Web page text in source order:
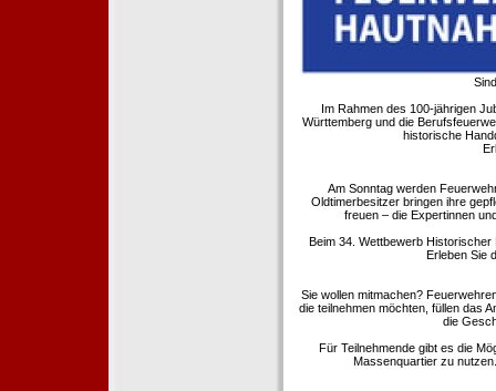
Im Rahmen des 100-jährigen
Württemberg und die
historische
Am Sonntag werden
Oldtimerbesitzer bringen ihre
freuen – die Expertinnen
Beim 34. Wettbewerb
Erleben Sie
Sie wollen mitmachen?
die teilnehmen möchten, füllen das
die
Für Teilnehmende gibt es die
Massenquartier zu